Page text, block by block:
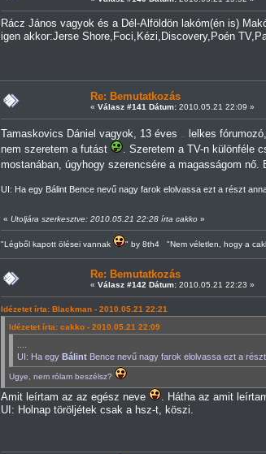
Rácz János vagyok és a Dél-Alföldön lakóm(én is)
igen akkor:Jerse Shore,Foci,Kézi,Discovery,Poén
Re: Bemutatkozás
« Válasz #141 Dátum:2010.05.21 22:09 »
Tamaskovics Dániel vagyok, 13 éves lelkes
nem szeretem a futást
. Szeretem a TV-n különféle
mostanában, úgyhogy szerencsére a magasságom
UI: Ha egy Bálint Bence nevű nagy farok elolvassa ezt a részt
« Utoljára szerkesztve: 2010.05.21 22:28 írta cakko»
"Légből kapott ölései vannak " by 8th4 "Nem véletlen, hogy a
Re: Bemutatkozás
« Válasz #142 Dátum:2010.05.21 22:23 »
Idézetet írta: Blackman - 2010.05.21 22:21
Idézetet írta: cakko - 2010.05.21 22:09
UI: Ha egy BálintBence nevű nagy farok elolvassa ezt a
Ugye, nem rólam beszélsz?
Amit leírtam az az egész neve . Hátha az amit
UI: Holnap töröljétek csak a hsz-t, köszi.